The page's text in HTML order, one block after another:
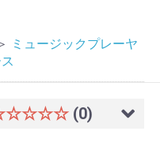
ミュージックプレーヤ
(0)